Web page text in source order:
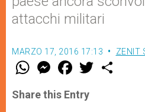
attacchi militari
MARZO 17, 2016 17:13 ZENIT
W
t
s
M
e
s
e
F
a
e
b
w
Share this Entry